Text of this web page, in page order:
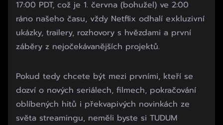
17:00 PDT, což je 1. června (bohužel) ve 2:00
ráno našeho času, vždy Netflix odhalí exkluzivní
ukázky, trailery, rozhovory s hvězdami a první
záběry z nejočekávanějších projektů.
Pokud tedy chcete být mezi prvními, kteří se
dozví o nových seriálech, filmech, pokračování
oblíbených hitů i překvapivých novinkách ze
světa streamingu, neměli byste si TUDUM